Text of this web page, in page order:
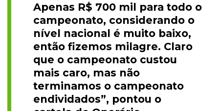
Apenas R$ 700 mil para todo o
campeonato, considerando o
nível nacional é muito baixo,
então fizemos milagre. Claro
que o campeonato custou
mais caro, mas não
terminamos o campeonato
endividados”, pontou o